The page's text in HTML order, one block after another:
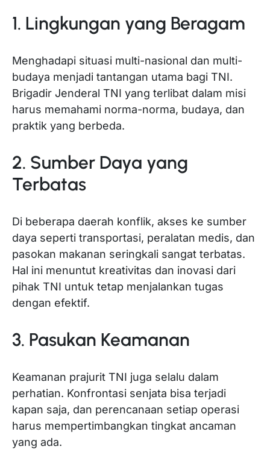
1. Lingkungan yang Beragam
Menghadapi situasi multi-nasional dan multi-
budaya menjadi tantangan utama bagi TNI.
Brigadir Jenderal TNI yang terlibat dalam misi
harus memahami norma-norma, budaya, dan
praktik yang berbeda.
2. Sumber Daya yang
Terbatas
Di beberapa daerah konflik, akses ke sumber
daya seperti transportasi, peralatan medis, dan
pasokan makanan seringkali sangat terbatas.
Hal ini menuntut kreativitas dan inovasi dari
pihak TNI untuk tetap menjalankan tugas
dengan efektif.
3. Pasukan Keamanan
Keamanan prajurit TNI juga selalu dalam
perhatian. Konfrontasi senjata bisa terjadi
kapan saja, dan perencanaan setiap operasi
harus mempertimbangkan tingkat ancaman
yang ada.